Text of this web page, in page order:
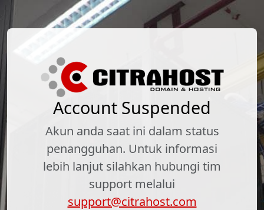
Account Suspended
Akun anda saat ini dalam status
penangguhan. Untuk informasi
lebih lanjut silahkan hubungi tim
support melalui
support@citrahost.com